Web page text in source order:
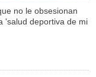
no le obsesionan
'salud deportiva de mi